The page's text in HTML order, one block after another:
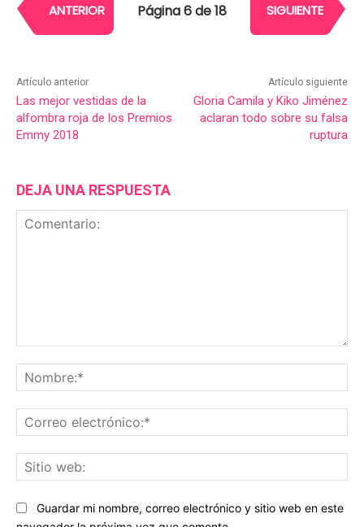
ANTERIOR Página 6 de 18 SIGUIENTE
Artículo anterior
Las mejor vestidas de la
alfombra roja de los Premios
Emmy 2018
Artículo siguiente
Gloria Camila y Kiko Jiménez
aclaran todo sobre su falsa
ruptura
DEJA UNA RESPUESTA
Guardar mi nombre, correo electrónico y sitio web en este